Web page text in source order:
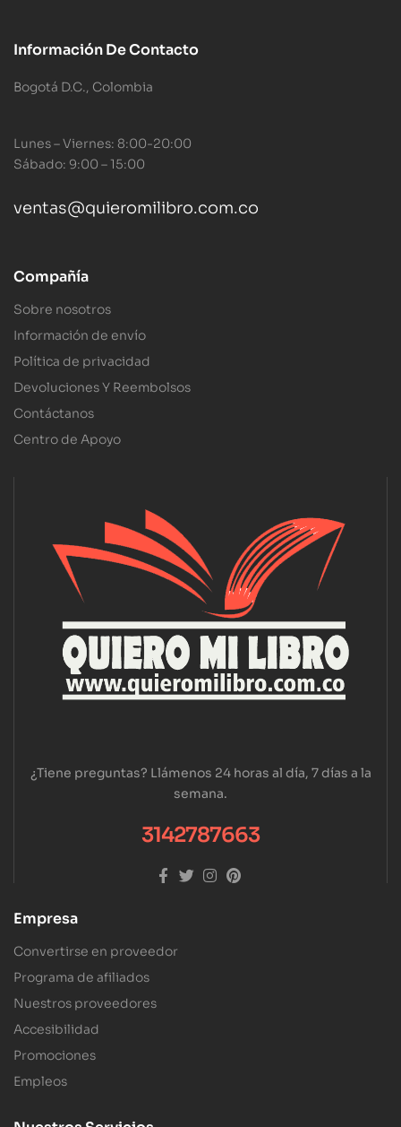
Información De Contacto
Bogotá D.C., Colombia
Lunes – Viernes: 8:00-20:00
Sábado: 9:00 – 15:00
ventas@quieromilibro.com.co
Compañía
Sobre nosotros
Información de envío
Política de privacidad
Devoluciones Y Reembolsos
Contáctanos
Centro de Apoyo
¿Tiene preguntas? Llámenos 24 horas al día, 7 días a la
semana.
3142787663
Empresa
Convertirse en proveedor
Programa de afiliados
Nuestros proveedores
Accesibilidad
Promociones
Empleos